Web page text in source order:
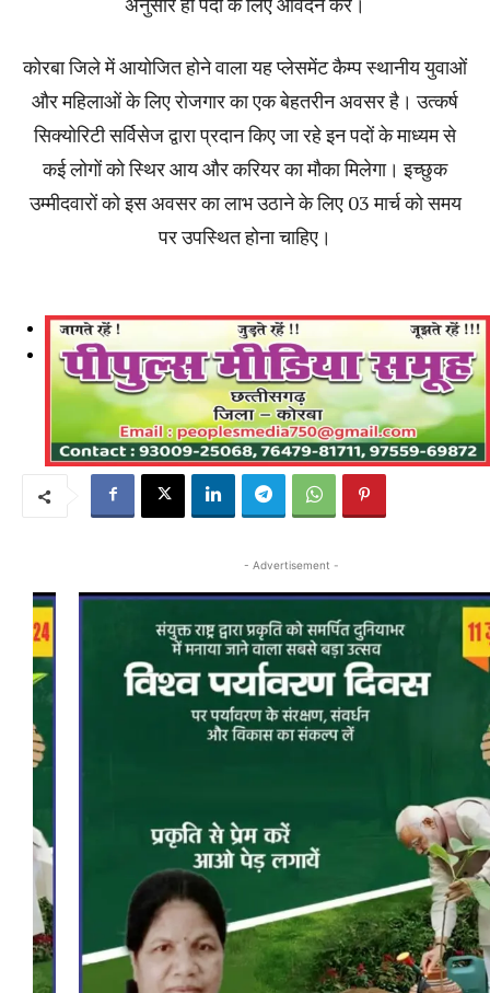
कोरबा जिले में आयोजित होने वाला यह प्लेसमेंट कैम्प स्थानीय युवाओं
और महिलाओं के लिए रोजगार का एक बेहतरीन अवसर है। उत्कर्ष
सिक्योरिटी सर्विसेज द्वारा प्रदान किए जा रहे इन पदों के माध्यम से
कई लोगों को स्थिर आय और करियर का मौका मिलेगा। इच्छुक
उम्मीदवारों को इस अवसर का लाभ उठाने के लिए 03 मार्च को समय
पर उपस्थित होना चाहिए।
Previous
Next
- Advertisement -